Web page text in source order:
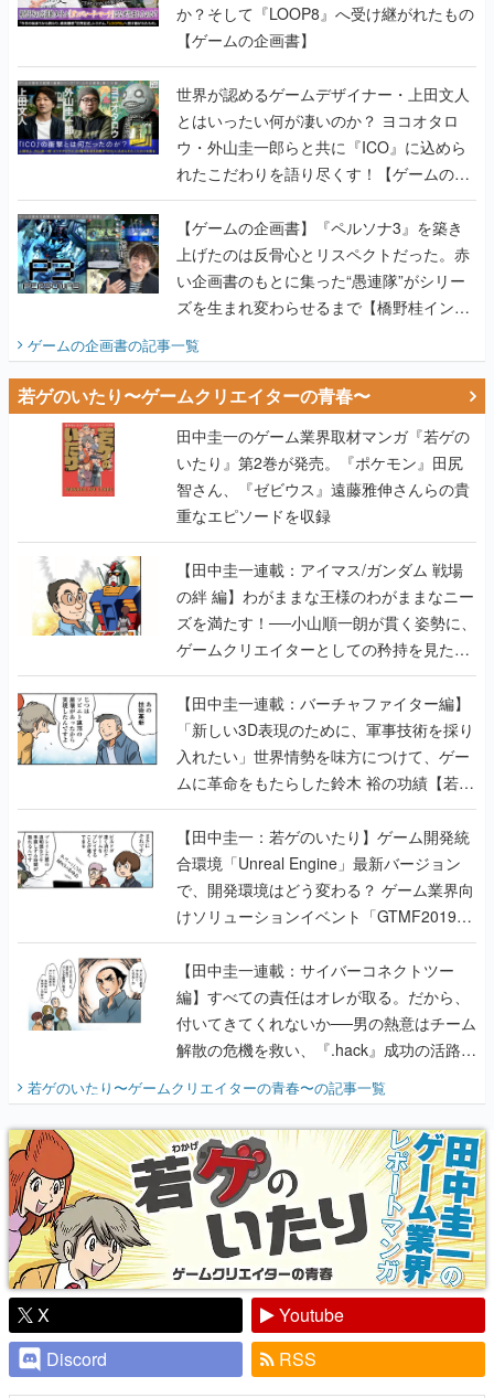
か？そして『LOOP8』へ受け継がれたもの
【ゲームの企画書】
世界が認めるゲームデザイナー・上田文人
とはいったい何が凄いのか？ ヨコオタロ
ウ・外山圭一郎らと共に『ICO』に込めら
れたこだわりを語り尽くす！【ゲームの企
画書】
【ゲームの企画書】『ペルソナ3』を築き
上げたのは反骨心とリスペクトだった。赤
い企画書のもとに集った“愚連隊”がシリー
ズを生まれ変わらせるまで【橋野桂インタ
ゲームの企画書の記事一覧
若ゲのいたり〜ゲームクリエイターの青春〜
田中圭一のゲーム業界取材マンガ『若ゲの
いたり』第2巻が発売。『ポケモン』田尻
智さん、『ゼビウス』遠藤雅伸さんらの貴
重なエピソードを収録
【田中圭一連載：アイマス/ガンダム 戦場
の絆 編】わがままな王様のわがままなニー
ズを満たす！──小山順一朗が貫く姿勢に、
ゲームクリエイターとしての矜持を見た
【若ゲのいたり最終回】
【田中圭一連載：バーチャファイター編】
「新しい3D表現のために、軍事技術を採り
入れたい」世界情勢を味方につけて、ゲー
ムに革命をもたらした鈴木 裕の功績【若ゲ
のいたり】
【田中圭一：若ゲのいたり】ゲーム開発統
合環境「Unreal Engine」最新バージョン
で、開発環境はどう変わる？ ゲーム業界向
けソリューションイベント「GTMF2019」
に行って、より理解を深めよう【PR】
【田中圭一連載：サイバーコネクトツー
編】すべての責任はオレが取る。だから、
付いてきてくれないか──男の熱意はチーム
解散の危機を救い、『.hack』成功の活路を
『少年ジャンプ』色だった【若ゲのいた
り】
若ゲのいたり〜ゲームクリエイターの青春〜の記事一覧
X
Youtube
Discord
RSS